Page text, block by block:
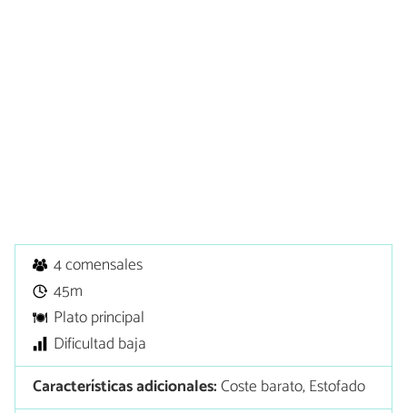
4 comensales
45m
Plato principal
Dificultad baja
Características adicionales:Coste barato, Estofado